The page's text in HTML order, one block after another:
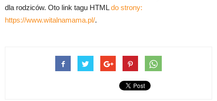
dla rodziców. Oto link tagu HTMLdo strony:
https://www.witalnamama.pl/.